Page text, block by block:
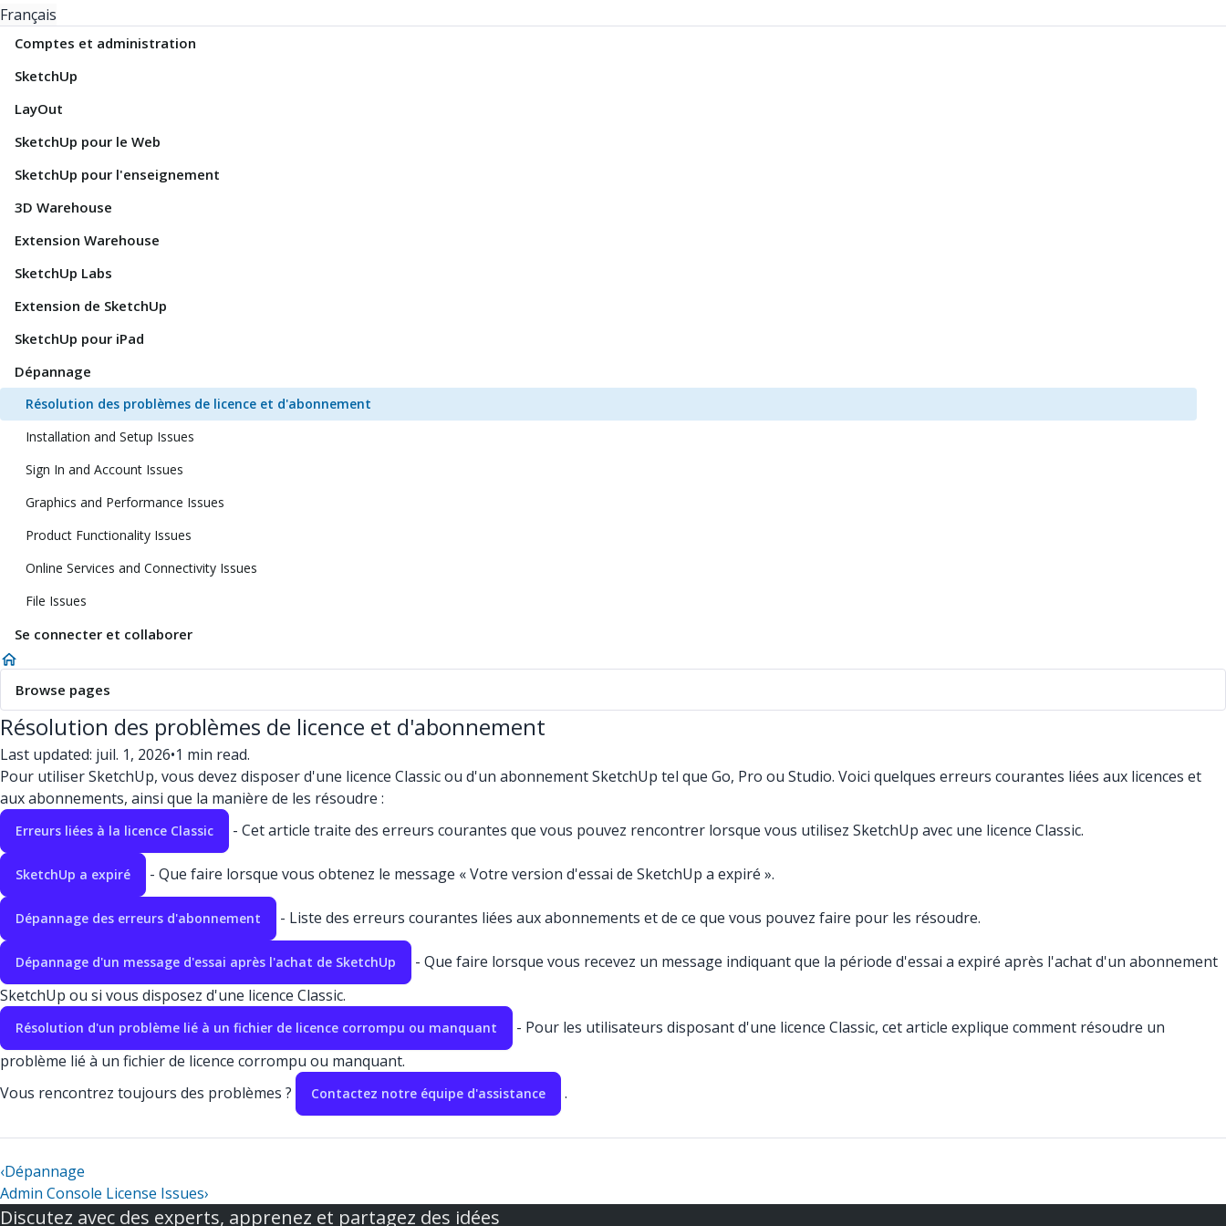
Français
Comptes et administration
SketchUp
LayOut
SketchUp pour le Web
SketchUp pour l'enseignement
3D Warehouse
Extension Warehouse
SketchUp Labs
Extension de SketchUp
SketchUp pour iPad
Dépannage
Résolution des problèmes de licence et d'abonnement
Installation and Setup Issues
Sign In and Account Issues
Graphics and Performance Issues
Product Functionality Issues
Online Services and Connectivity Issues
File Issues
Se connecter et collaborer
Browse pages
Résolution des problèmes de licence et d'abonnement
Last updated: juil. 1, 2026•1 min read.
Pour utiliser SketchUp, vous devez disposer d'une licence Classic ou d'un abonnement SketchUp tel que Go, Pro ou Studio. Voici quelques erreurs courantes liées aux licences et
aux abonnements, ainsi que la manière de les résoudre :
Erreurs liées à la licence Classic - Cet article traite des erreurs courantes que vous pouvez rencontrer lorsque vous utilisez SketchUp avec une licence Classic.
SketchUp a expiré - Que faire lorsque vous obtenez le message « Votre version d'essai de SketchUp a expiré ».
Dépannage des erreurs d'abonnement - Liste des erreurs courantes liées aux abonnements et de ce que vous pouvez faire pour les résoudre.
Dépannage d'un message d'essai après l'achat de SketchUp
- Que faire lorsque vous recevez un message indiquant que la période d'essai a expiré après l'achat d'un abonnement
SketchUp ou si vous disposez d'une licence Classic.
Résolution d'un problème lié à un fichier de licence corrompu ou manquant
- Pour les utilisateurs disposant d'une licence Classic, cet article explique comment résoudre un
problème lié à un fichier de licence corrompu ou manquant.
Vous rencontrez toujours des problèmes ?
Contactez notre équipe d'assistance .
‹Dépannage
Admin Console License Issues›
Discutez avec des experts, apprenez et partagez des idées